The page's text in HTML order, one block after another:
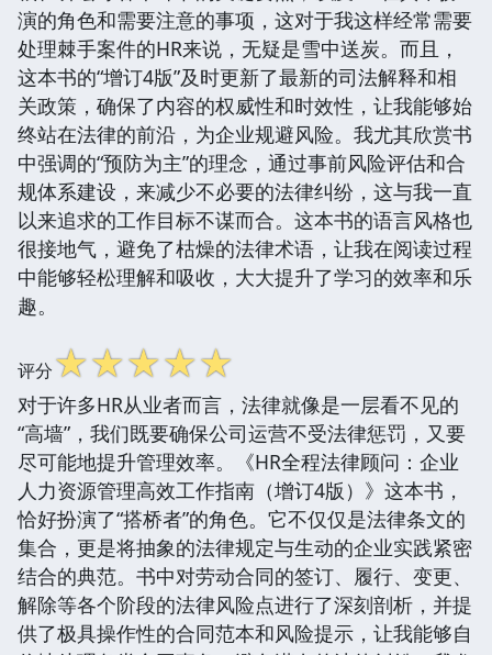
演的角色和需要注意的事项，这对于我这样经常需要
处理棘手案件的HR来说，无疑是雪中送炭。而且，
这本书的“增订4版”及时更新了最新的司法解释和相
关政策，确保了内容的权威性和时效性，让我能够始
终站在法律的前沿，为企业规避风险。我尤其欣赏书
中强调的“预防为主”的理念，通过事前风险评估和合
规体系建设，来减少不必要的法律纠纷，这与我一直
以来追求的工作目标不谋而合。这本书的语言风格也
很接地气，避免了枯燥的法律术语，让我在阅读过程
中能够轻松理解和吸收，大大提升了学习的效率和乐
趣。
评分☆☆☆☆☆
对于许多HR从业者而言，法律就像是一层看不见的
“高墙”，我们既要确保公司运营不受法律惩罚，又要
尽可能地提升管理效率。《HR全程法律顾问：企业
人力资源管理高效工作指南（增订4版）》这本书，
恰好扮演了“搭桥者”的角色。它不仅仅是法律条文的
集合，更是将抽象的法律规定与生动的企业实践紧密
结合的典范。书中对劳动合同的签订、履行、变更、
解除等各个阶段的法律风险点进行了深刻剖析，并提
供了极具操作性的合同范本和风险提示，让我能够自